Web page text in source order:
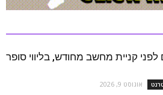
קניית מחשב מחודש, בליווי סופר
אוגוסט 9, 2026